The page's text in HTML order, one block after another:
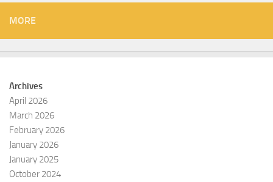
MORE
Archives
April 2026
March 2026
February 2026
January 2026
January 2025
October 2024